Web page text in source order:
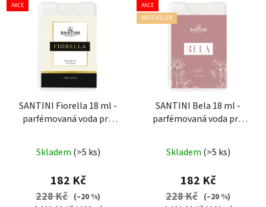
AKCE
SANTINI Fiorella 18 ml -
parfémovaná voda pro
balení
Skladem (>5 ks)
182 Kč
228 Kč (–20 %)
AKCE
BESTSELLER
SANTINI Bela 18 ml -
parfémovaná voda pro
balení
Skladem (>5 ks)
182 Kč
228 Kč (–20 %)